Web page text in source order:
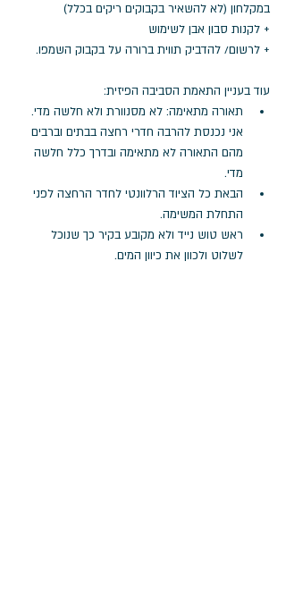
במקלחון (לא להשאיר בקבוקים ריקים בכלל)
+ לקנות סבון אבן לשימוש
+ לרשום/ להדביק תווית ברורה על בקבוק השמפו.
עוד בעניין התאמת הסביבה הפיזית:
תאורה מתאימה: לא מסנוורת ולא חלשה מדי.
אני נכנסת להרבה חדרי רחצה בבתים וברבים
מהם התאורה לא מתאימה ובדרך כלל חלשה
מדי.
הבאת כל הציוד הרלוונטי לחדר הרחצה לפני
התחלת המשימה.
ראש טוש נייד ולא מקובע בקיר כך שנוכל
לשלוט ולכוון את כיוון המים.